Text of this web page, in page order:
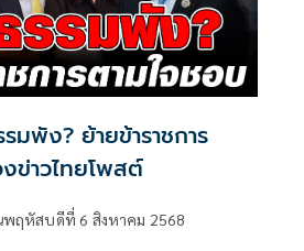
มพัง? ย้ายข้าราชการ
ข่าวไทยโพสต์
พฤหัสบดีที่ 6 สิงหาคม 2568